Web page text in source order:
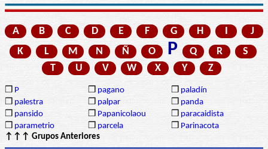
A B C D E F G H I
J
K
L M N Ñ O P Q R
S
T
U V W X Y Z
❒ P ❒ pagano ❒ paladín
❒ palestra ❒ palpar ❒ panda
❒ pansido ❒ Papanicolaou ❒ paracaidista
❒ parametrio ❒ parcela ❒ Parinacota
↑↑↑ Grupos Anteriores